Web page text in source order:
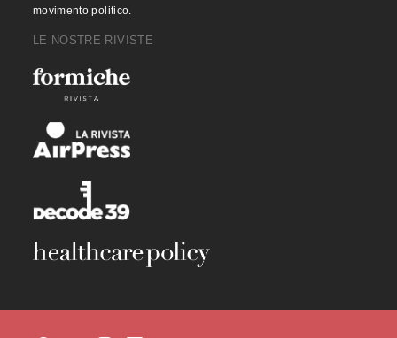
movimento politico.
LE NOSTRE RIVISTE